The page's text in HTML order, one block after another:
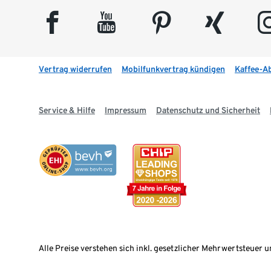
facebook youtube pinterest xing
Vertrag widerrufen Mobilfunkvertrag kündigen Kaffee-
Service & Hilfe Impressum Datenschutz und Sicherheit
Alle Preise verstehen sich inkl. gesetzlicher Mehrwertsteuer